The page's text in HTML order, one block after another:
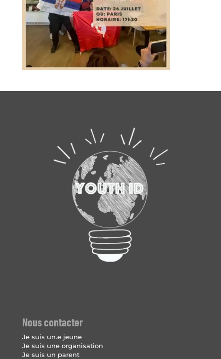
Nous contacter
Je suis un.e jeune
Je suis une organisation
Je suis un parent